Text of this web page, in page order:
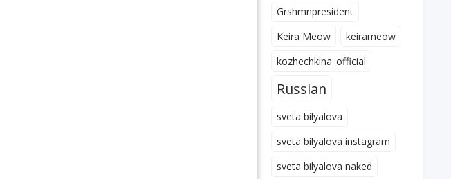
Grshmnpresident
Keira Meow
keirameow
kozhechkina_official
Russian
sveta bilyalova
sveta bilyalova instagram
sveta bilyalova naked